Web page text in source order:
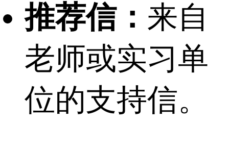
推荐信： 来自
老师或实习单
位的支持信。